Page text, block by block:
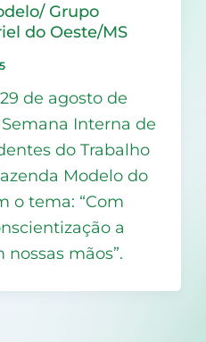
Grupo
do Oeste/MS
de agosto de
Interna de
do Trabalho
Modelo do
o tema: “Com
a
mãos”.